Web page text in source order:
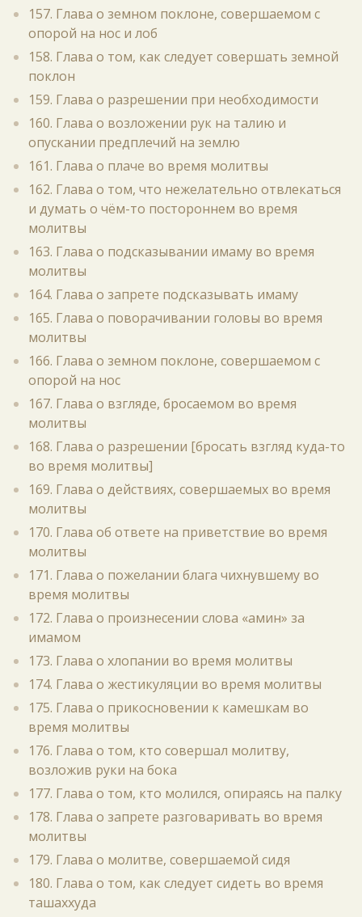
157. Глава о земном поклоне, совершаемом с
опорой на нос и лоб
158. Глава о том, как следует совершать земной
поклон
159. Глава о разрешении при необходимости
160. Глава о возложении рук на талию и
опускании предплечий на землю
161. Глава о плаче во время молитвы
162. Глава о том, что нежелательно отвлекаться
и думать о чём-то постороннем во время
молитвы
163. Глава о подсказывании имаму во время
молитвы
164. Глава о запрете подсказывать имаму
165. Глава о поворачивании головы во время
молитвы
166. Глава о земном поклоне, совершаемом с
опорой на нос
167. Глава о взгляде, бросаемом во время
молитвы
168. Глава о разрешении [бросать взгляд куда-то
во время молитвы]
169. Глава о действиях, совершаемых во время
молитвы
170. Глава об ответе на приветствие во время
молитвы
171. Глава о пожелании блага чихнувшему во
время молитвы
172. Глава о произнесении слова «амин» за
имамом
173. Глава о хлопании во время молитвы
174. Глава о жестикуляции во время молитвы
175. Глава о прикосновении к камешкам во
время молитвы
176. Глава о том, кто совершал молитву,
возложив руки на бока
177. Глава о том, кто молился, опираясь на палку
178. Глава о запрете разговаривать во время
молитвы
179. Глава о молитве, совершаемой сидя
180. Глава о том, как следует сидеть во время
ташаххуда